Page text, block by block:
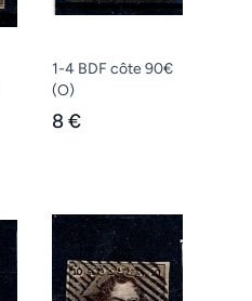
1-4 BDF côte 90€
(O)
8 €